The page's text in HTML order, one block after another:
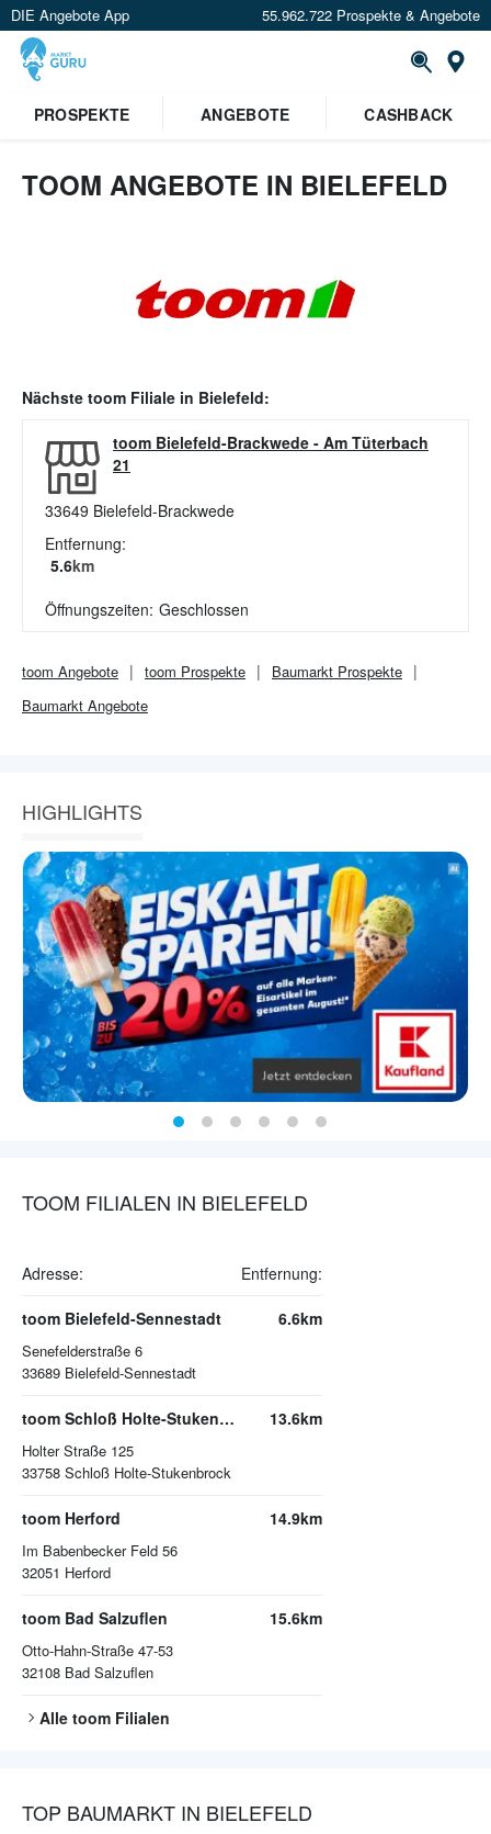
DIE Angebote App 55.962.722 Prospekte & Angebote
PROSPEKTE
ANGEBOTE CASHBACK
TOOM ANGEBOTE IN BIELEFELD
Nächste toom Filiale in Bielefeld:
toom Bielefeld-Brackwede - Am Tüterbach
21
33649 Bielefeld-Brackwede
Entfernung:
5.6km
Öffnungszeiten: Geschlossen
toom Angebote toom Prospekte Baumarkt Prospekte
Baumarkt Angebote
HIGHLIGHTS
TOOM FILIALEN IN BIELEFELD
Adresse: Entfernung:
toom Bielefeld-Sennestadt
Senefelderstraße 6
33689 Bielefeld-Sennestadt
6.6km
toom Schloß Holte-Stukenbrock
Holter Straße 125
33758 Schloß Holte-Stukenbrock
13.6km
toom Herford
Im Babenbecker Feld 56
32051 Herford
14.9km
toom Bad Salzuflen
Otto-Hahn-Straße 47-53
32108 Bad Salzuflen
15.6km
Alle toom Filialen
TOP BAUMARKT IN BIELEFELD